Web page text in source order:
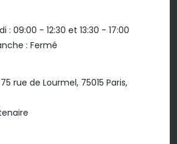
: 09:00 - 12:30 et 13:30 - 17:00
: Fermé
rue de Lourmel, 75015 Paris,